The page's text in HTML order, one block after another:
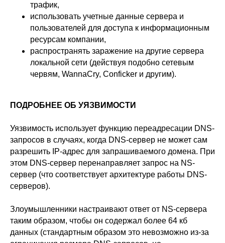
трафик,
использовать учетные данные сервера и
пользователей для доступа к информационным
ресурсам компании,
распространять заражение на другие сервера
локальной сети (действуя подобно сетевым
червям, WannaCry, Conficker и другим).
ПОДРОБНЕЕ ОБ УЯЗВИМОСТИ
Уязвимость использует функцию переадресации DNS-
запросов в случаях, когда DNS-сервер не может сам
разрешить IP-адрес для запрашиваемого домена. При
этом DNS-сервер перенаправляет запрос на NS-
сервер (что соответствует архитектуре работы DNS-
серверов).
Злоумышленники настраивают ответ от NS-сервера
таким образом, чтобы он содержал более 64 кб
данных (стандартным образом это невозможно из-за